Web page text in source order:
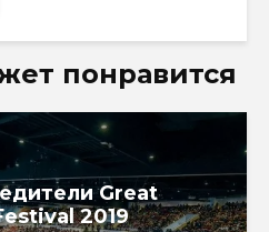
понравится
Great
2019